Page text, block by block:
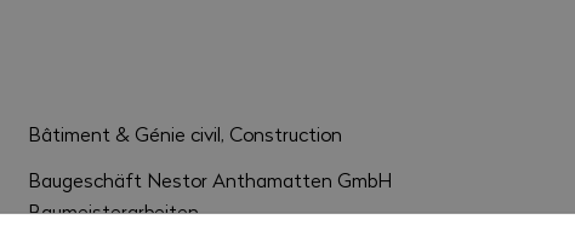
Bâtiment & Génie civil, Construction
Baugeschäft Nestor Anthamatten GmbH
Baumeisterarbeiten